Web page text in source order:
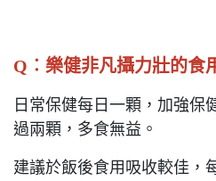
Q︰ 樂健非凡攝力壯的食
日常保健每日一顆，加強保
過兩顆，多食無益。
建議於飯後食用吸收較佳，